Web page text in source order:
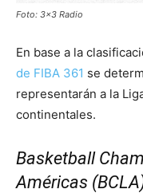
Foto: 3×3 Radio
En base a la
de FIBA 361 se
representarán a la
continentales.
Basketball
Américas